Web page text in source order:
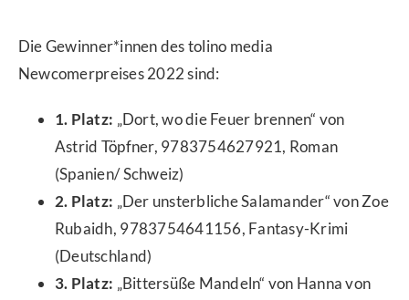
Die Gewinner*innen des tolino media
Newcomerpreises 2022 sind:
1. Platz: „Dort, wo die Feuer brennen“ von
Astrid Töpfner, 9783754627921, Roman
(Spanien/ Schweiz)
2. Platz: „Der unsterbliche Salamander“ von Zoe
Rubaidh, 9783754641156, Fantasy-Krimi
(Deutschland)
3. Platz: „Bittersüße Mandeln“ von Hanna von